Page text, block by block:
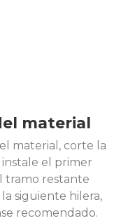
material
material, corte la
el primer
tramo restante
siguiente hilera,
recomendado.